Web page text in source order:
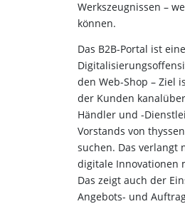
Werkszeugnissen –
können.
Das B2B-Portal ist
den Web-Shop – Ziel
der Kunden
Händler und -
Vorstands von
suchen. Das verlangt
digitale Innovationen
Das zeigt auch der
Angebots- und